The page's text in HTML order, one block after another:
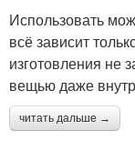
Использовать
всё зависит
изготовления не
вещью даже
читать дальше →